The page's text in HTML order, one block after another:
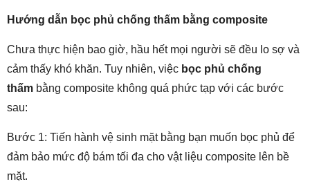
Hướng dẫn bọc phủ chống thấm bằng composite
Chưa thực hiện bao giờ, hầu hết mọi người sẽ đều lo sợ và
cảm thấy khó khăn. Tuy nhiên, việc bọc phủ chống
thấm bằng composite không quá phức tạp với các bước
sau:
Bước 1: Tiến hành vệ sinh mặt bằng bạn muốn bọc phủ để
đảm bảo mức độ bám tối đa cho vật liệu composite lên bề
mặt.